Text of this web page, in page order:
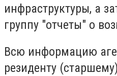
инфраструктуры, а
группу "отчеты" о
Всю информацию
резиденту